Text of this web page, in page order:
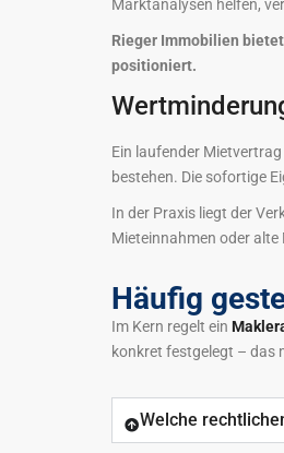
Marktanalysen helfen,
Rieger Immobilien
positioniert.
Ein laufender
bestehen. Die sofortige
In der Praxis liegt der
Mieteinnahmen oder
Häufig
Im Kern regelt ein
konkret festgelegt – das
Welche